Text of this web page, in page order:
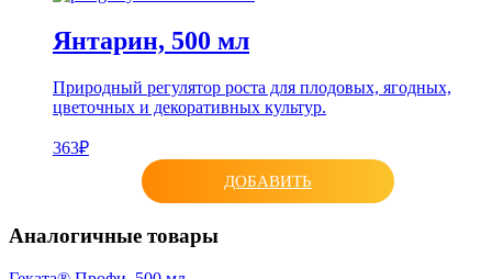
Янтарин, 500 мл
Природный регулятор роста для плодовых, ягодных,
цветочных и декоративных культур.
363₽
ДОБАВИТЬ
Аналогичные товары